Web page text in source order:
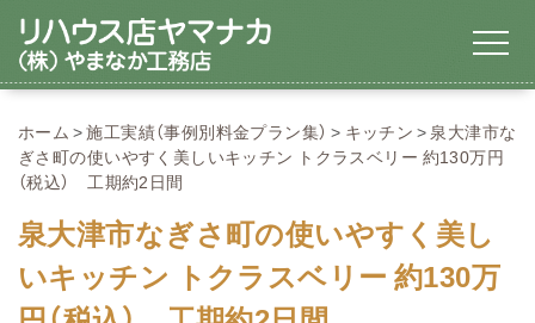
ホーム 施工実績（事例別料金プラン集） キッチン
泉大津市な
ぎさ町の使いやすく美しいキッチン トクラスベリー 約130万円
（税込） 工期約2日間
泉大津市なぎさ町の使いやすく美し
いキッチン トクラスベリー 約130万